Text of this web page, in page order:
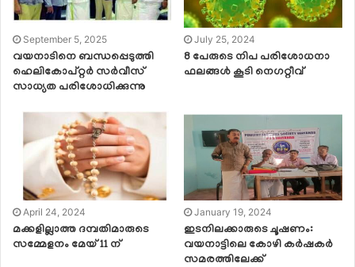
September 5, 2025
വയനാടിനെ ബന്ധപ്പെടുത്തി
ഹെലികോപ്റ്റർ സർവീസ്
സാധ്യത പരിശോധിക്കുന്നു
July 25, 2024
8 പേരുടെ നിപ പരിശോധനാ
ഫലങ്ങള്‍ കൂടി നെഗറ്റീവ്
April 24, 2024
മക്കളില്ലാത്ത ദമ്പതിമാരുടെ
സമ്മേളനം മേയ് 11 ന്
January 19, 2024
ഇടനിലക്കാരുടെ ചൂഷണം:
വയനാട്ടിലെ കോഴി കർഷകർ
സമരത്തിലേക്ക്